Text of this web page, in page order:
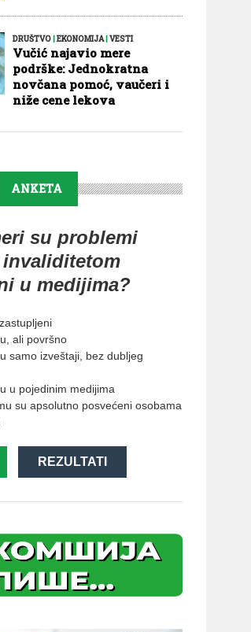
DRUŠTVO|EKONOMIJA|VESTI
Vučić najavio mere
podrške: Jednokratna
novčana pomoć, vaučeri i
niže cene lekova
ANKETA
su problemi
u medijima?
ali površno
samo izveštaji, bez dubljeg
u pojedinim medijima
su apsolutno posvećeni osobama
REZULTATI